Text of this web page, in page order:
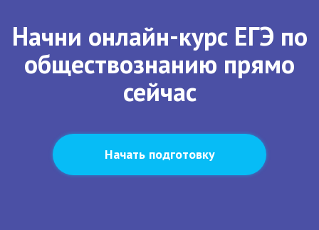
Начни онлайн-курс ЕГЭ по
обществознанию прямо
сейчас
Начать подготовку